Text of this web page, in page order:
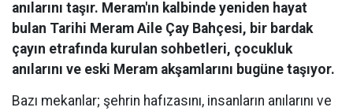
anılarını taşır. Meram'ın kalbinde yeniden hayat
bulan Tarihi Meram Aile Çay Bahçesi, bir bardak
çayın etrafında kurulan sohbetleri, çocukluk
anılarını ve eski Meram akşamlarını bugüne taşıyor.
Bazı mekanlar; şehrin hafızasını, insanların anılarını ve